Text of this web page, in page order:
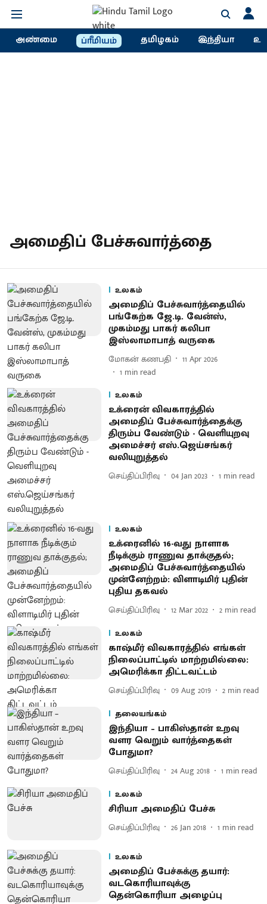
அண்மை ப்ரீமியம் தமிழகம் இந்தியா
அமைதிப் பேச்சுவார்த்தை
உலகம்
அமைதிப் பேச்சுவார்த்தையில்
பங்கேற்க ஜே.டி. வேன்ஸ்,
முகம்மது பாகர் கலிபா
இஸ்லாமாபாத் வருகை
மோகன் கணபதி
11 Apr 2026
1 min read
உலகம்
உக்ரைன் விவகாரத்தில்
அமைதிப் பேச்சுவார்த்தைக்கு
திரும்ப வேண்டும் - வெளியுறவு
அமைச்சர் எஸ்.ஜெய்சங்கர்
வலியுறுத்தல்
செய்திப்பிரிவு 04 Jan 2023 1 min read
உலகம்
உக்ரைனில் 16-வது நாளாக
நீடிக்கும் ராணுவ தாக்குதல்;
அமைதிப் பேச்சுவார்த்தையில்
முன்னேற்றம்: விளாடிமிர் புதின்
புதிய தகவல்
செய்திப்பிரிவு 12 Mar 2022 2 min read
உலகம்
காஷ்மீர் விவகாரத்தில் எங்கள்
நிலைப்பாட்டில் மாற்றமில்லை:
அமெரிக்கா திட்டவட்டம்
செய்திப்பிரிவு 09 Aug 2019 2 min read
தலையங்கம்
இந்தியா – பாகிஸ்தான் உறவு
வளர வெறும் வார்த்தைகள்
போதுமா?
செய்திப்பிரிவு 24 Aug 2018 1 min read
உலகம்
சிரியா அமைதிப் பேச்சு
செய்திப்பிரிவு 26 Jan 2018 1 min read
உலகம்
அமைதிப் பேச்சுக்கு தயார்:
வடகொரியாவுக்கு
தென்கொரியா அழைப்பு